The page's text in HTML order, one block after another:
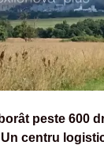
peste 600
centru